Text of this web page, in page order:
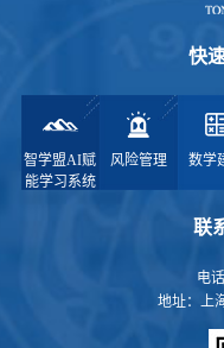
快
智学盟AI赋
能学习系统
风险管理 数学
联
电
地址：上